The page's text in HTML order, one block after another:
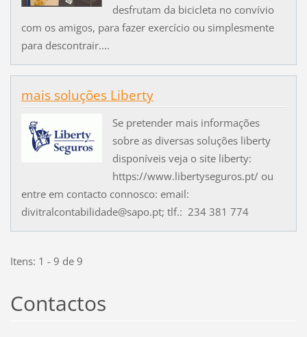
desfrutam da bicicleta no convívio
com os amigos, para fazer exercício ou simplesmente
para descontrair....
mais soluções Liberty
Se pretender mais informações
sobre as diversas soluções liberty
disponíveis veja o site liberty:
https://www.libertyseguros.pt/ ou
entre em contacto connosco: email:
divitralcontabilidade@sapo.pt; tlf.: 234 381 774
Itens: 1 - 9 de 9
Contactos